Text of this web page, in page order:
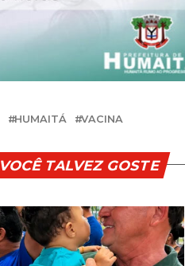
HUMAITÁ VACINA
VOCÊ TALVEZ GOSTE